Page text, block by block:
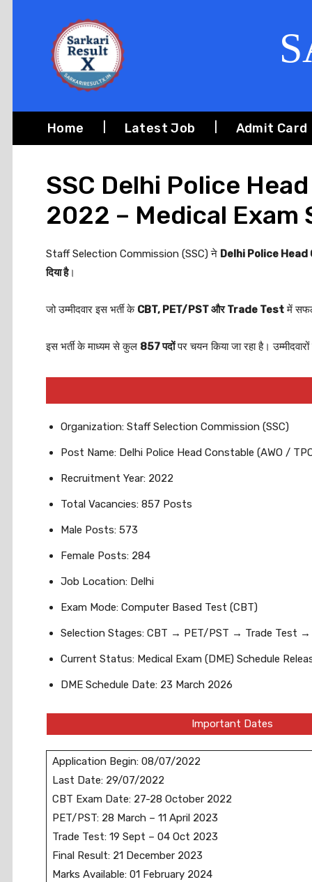
Home Latest Job Admit Card
SSC Delhi Police
2022 – Medical Exam
Staff Selection Commission (SSC) ने Delhi Police
दिया है।
जो उम्मीदवार इस भर्ती के CBT, PET/PST और Trade Testमें
इस भर्ती के माध्यम से कुल 857 पदोंपर चयन किया जा रहा है।
Organization: Staff Selection Commission (SSC)
Post Name: Delhi Police Head Constable (AWO /
Recruitment Year: 2022
Total Vacancies: 857 Posts
Male Posts: 573
Female Posts: 284
Job Location: Delhi
Exam Mode: Computer Based Test (CBT)
Selection Stages: CBT → PET/PST → Trade Test
Current Status: Medical Exam (DME) Schedule
DME Schedule Date: 23 March 2026
Important Dates
Application Begin: 08/07/2022
Last Date: 29/07/2022
CBT Exam Date: 27-28 October 2022
PET/PST: 28 March – 11 April 2023
Trade Test: 19 Sept – 04 Oct 2023
Final Result: 21 December 2023
Marks Available: 01 February 2024